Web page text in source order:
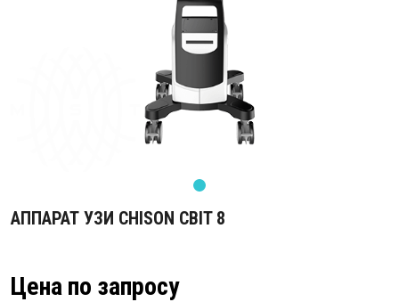
АППАРАТ УЗИ CHISON CBIT 8
Цена по запросу